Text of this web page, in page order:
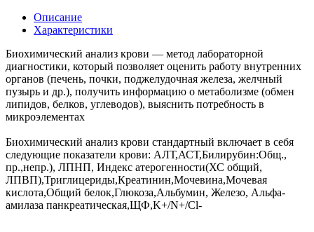
Описание
Характеристики
Биохимический анализ крови — метод лабораторной
диагностики, который позволяет оценить работу внутренних
органов (печень, почки, поджелудочная железа, желчный
пузырь и др.), получить информацию о метаболизме (обмен
липидов, белков, углеводов), выяснить потребность в
микроэлементах
Биохимический анализ крови стандартный включает в себя
следующие показатели крови: АЛТ,АСТ,Билирубин:Общ.,
пр.,непр.), ЛПНП, Индекс атерогенности(ХС общий,
ЛПВП),Триглицериды,Креатинин,Мочевина,Мочевая
кислота,Общий белок,Глюкоза,Альбумин, Железо, Альфа-
амилаза панкреатическая,ЩФ,K+/N+/Cl-